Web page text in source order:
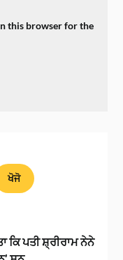
this browser for the
ਖੋਜੋ
ਕਿ ਪਤੀ ਸ਼੍ਰੀਰਾਮ ਨੇਨੇ